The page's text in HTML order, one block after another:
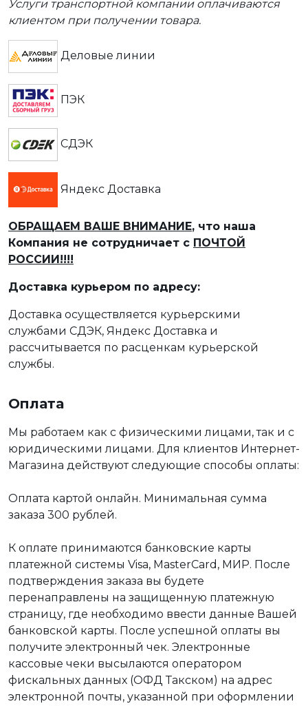
Услуги транспортной компании оплачиваются
клиентом при получении товара.
Деловые линии
ПЭК
СДЭК
Яндекс Доставка
ОБРАЩАЕМ ВАШЕ ВНИМАНИЕ, что наша
Компания не сотрудничает с ПОЧТОЙ
РОССИИ!!!!
Доставка курьером по адресу:
Доставка осуществляется курьерскими
службами СДЭК, Яндекс Доставка и
рассчитывается по расценкам курьерской
службы.
Оплата
Мы работаем как с физическими лицами, так и с
юридическими лицами. Для клиентов Интернет-
Магазина действуют следующие способы оплаты:
Оплата картой онлайн. Минимальная сумма
заказа 300 рублей.
К оплате принимаются банковские карты
платежной системы Visa, MasterCard, МИР. После
подтверждения заказа вы будете
перенаправлены на защищенную платежную
страницу, где необходимо ввести данные Вашей
банковской карты. После успешной оплаты вы
получите электронный чек. Электронные
кассовые чеки высылаются оператором
фискальных данных (ОФД Такском) на адрес
электронной почты, указанной при оформлении